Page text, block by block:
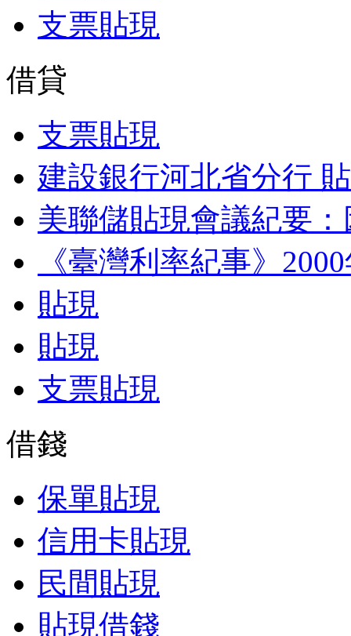
支票貼現
借貸
支票貼現
建設銀行河北省分行
美聯儲貼現會議紀要
《臺灣利率紀事》
貼現
貼現
支票貼現
借錢
保單貼現
信用卡貼現
民間貼現
貼現借錢